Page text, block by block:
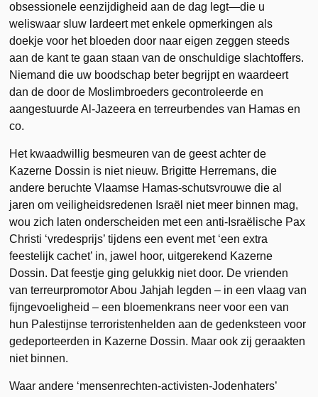
obsessionele eenzijdigheid aan de dag legt—die u
weliswaar sluw lardeert met enkele opmerkingen als
doekje voor het bloeden door naar eigen zeggen steeds
aan de kant te gaan staan van de onschuldige slachtoffers.
Niemand die uw boodschap beter begrijpt en waardeert
dan de door de Moslimbroeders gecontroleerde en
aangestuurde Al-Jazeera en terreurbendes van Hamas en
co.
Het kwaadwillig besmeuren van de geest achter de
Kazerne Dossin is niet nieuw. Brigitte Herremans, die
andere beruchte Vlaamse Hamas-schutsvrouwe die al
jaren om veiligheidsredenen Israël niet meer binnen mag,
wou zich laten onderscheiden met een anti-Israëlische Pax
Christi ‘vredesprijs’ tijdens een event met ‘een extra
feestelijk cachet’ in, jawel hoor, uitgerekend Kazerne
Dossin. Dat feestje ging gelukkig niet door. De vrienden
van terreurpromotor Abou Jahjah legden – in een vlaag van
fijngevoeligheid – een bloemenkrans neer voor een van
hun Palestijnse terroristenhelden aan de gedenksteen voor
gedeporteerden in Kazerne Dossin. Maar ook zij geraakten
niet binnen.
Waar andere ‘mensenrechten-activisten-Jodenhaters’